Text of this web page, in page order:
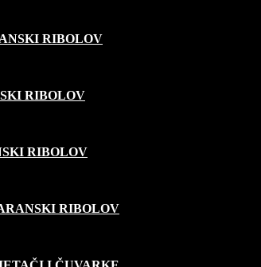
RIBOLOV
RIBOLOV
RIBOLOV
RIBOLOV